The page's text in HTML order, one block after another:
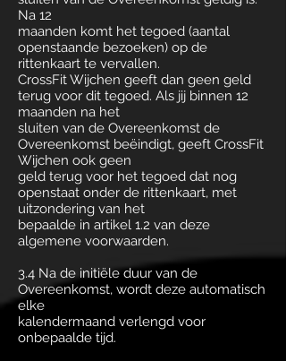
Na 12
maanden komt het tegoed (aantal
openstaande bezoeken) op de
rittenkaart te vervallen.
CrossFit Wijchen geeft dan geen geld
terug voor dit tegoed. Als jij binnen 12
maanden na het
sluiten van de Overeenkomst de
Overeenkomst beëindigt, geeft CrossFit
Wijchen ook geen
geld terug voor het tegoed dat nog
openstaat onder de rittenkaart, met
uitzondering van het
bepaalde in artikel 1.2 van deze
algemene voorwaarden.
3.4 Na de initiële duur van de
Overeenkomst, wordt deze automatisch
elke
kalendermaand verlengd voor
onbepaalde tijd.